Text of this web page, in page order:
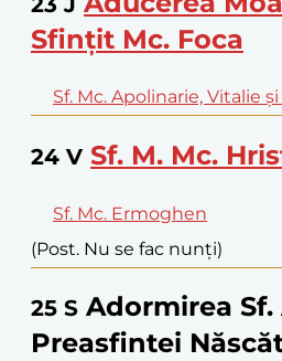
Sfințit Mc. Foca
Sf. Mc. Apolinarie, Vitalie și
24 V Sf. M. Mc.
Sf. Mc. Ermoghen
(Post. Nu se fac nunți)
25 S Adormirea
Preasfintei